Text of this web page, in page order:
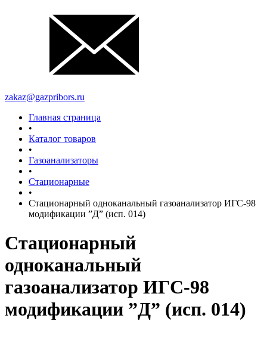
zakaz@gazpribors.ru
Главная страница
•
Каталог товаров
•
Газоанализаторы
•
Стационарные
•
Стационарный одноканальный газоанализатор ИГС-98
модификации ”Д” (исп. 014)
Стационарный
одноканальный
газоанализатор ИГС-98
модификации ”Д” (исп. 014)